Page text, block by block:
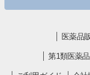
医薬品
第1類医薬